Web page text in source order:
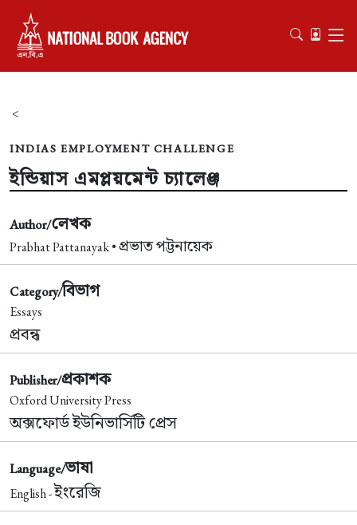
<
INDIAS EMPLOYMENT CHALLENGE
ইন্ডিয়াস এমপ্লয়মেন্ট চ্যালেঞ্জ
Author/লেখক
Prabhat Pattanayak •প্রভাত পট্টনায়েক
Category/বিভাগ
Essays
প্রবন্ধ
Publisher/প্রকাশক
Oxford University Press
অক্সফোর্ড ইউনিভার্সিটি প্রেস
Language/ভাষা
English -ইংরেজি